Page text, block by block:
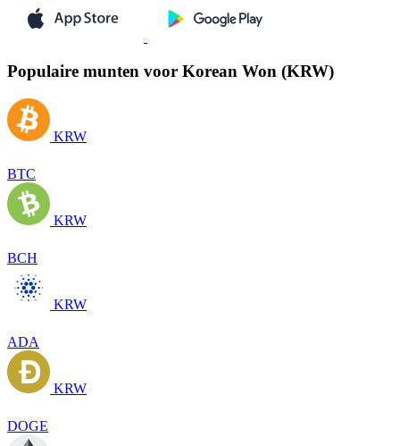
Populaire munten voor Korean Won (KRW)
KRW
BTC
KRW
BCH
KRW
ADA
KRW
DOGE